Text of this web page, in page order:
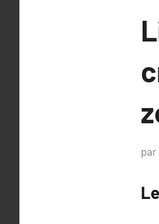
par